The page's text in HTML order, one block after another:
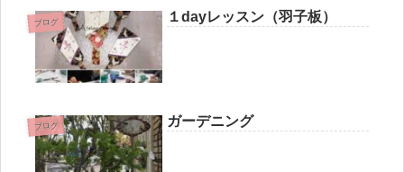
ブログ １dayレッスン（羽子板）
ブログ ガーデニング